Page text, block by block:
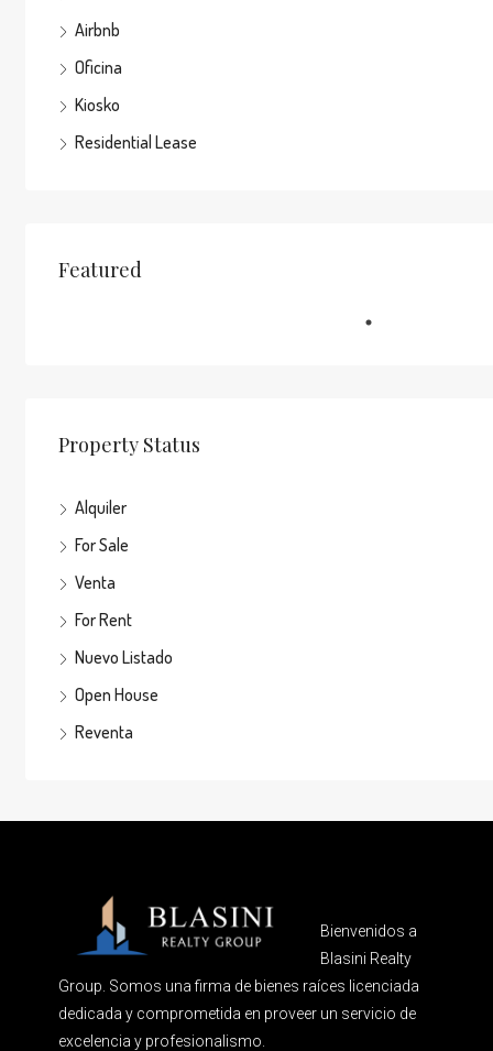
Airbnb
Oficina
Kiosko
Residential Lease
Featured
Property Status
Alquiler
For Sale
Venta
For Rent
Nuevo Listado
Open House
Reventa
Bienvenidos a
Blasini Realty
Group. Somos una firma de bienes raíces licenciada
dedicada y comprometida en proveer un servicio de
excelencia y profesionalismo.